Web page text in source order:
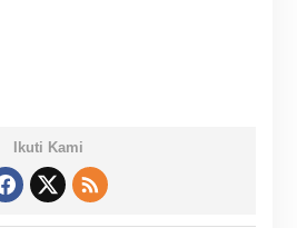
Ikuti Kami